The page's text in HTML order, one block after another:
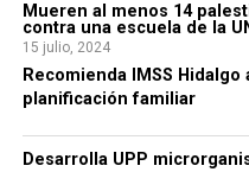
Mueren al menos 14
contra una escuela de la
15 julio, 2024
Recomienda IMSS
planificación familiar
Desarrolla UPP